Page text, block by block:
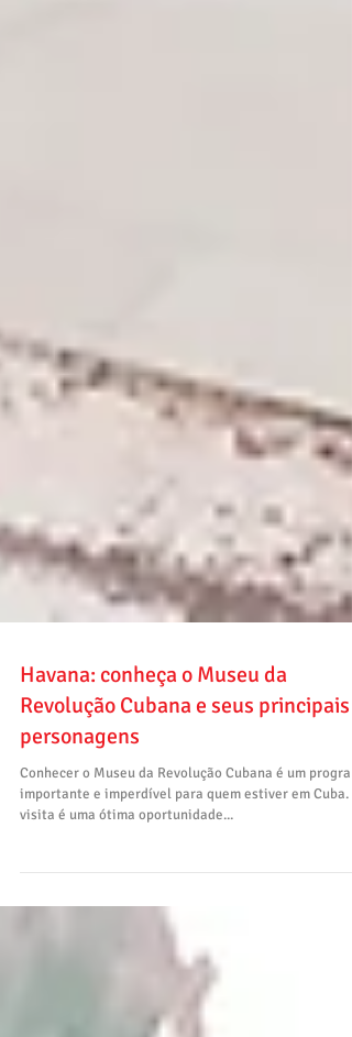
Havana: conheça o Museu da
Revolução Cubana e seus principais
personagens
Conhecer o Museu da Revolução Cubana é um
visita é uma ótima oportunidade...